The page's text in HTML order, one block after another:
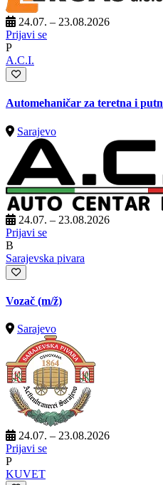
24.07. – 23.08.2026
Prijavi se
P
A.C.I.
Automehaničar za teretna i
Sarajevo
24.07. – 23.08.2026
Prijavi se
B
Sarajevska pivara
Vozač (m/ž)
Sarajevo
24.07. – 23.08.2026
Prijavi se
P
KUVET